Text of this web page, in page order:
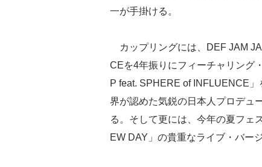
一が手掛ける。
カップリングには、DEF JAM
CEを4年振りにフィーチャリング
P feat. SPHERE of INFLUENCE
界が認めた気鋭の日本人プロデュ
る。そして更には、今年の夏フェ
EW DAY」の貴重なライブ・バー